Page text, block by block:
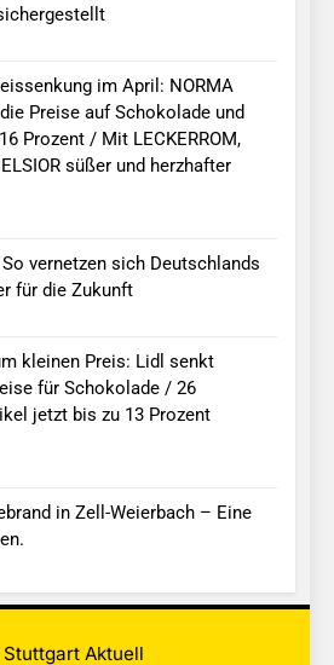
im April: NORMA
Preise auf Schokolade und
Prozent / Mit LECKERROM,
süßer und herzhafter
vernetzen sich Deutschlands
für die Zukunft
kleinen Preis: Lidl senkt
für Schokolade / 26
jetzt bis zu 13 Prozent
in Zell-Weierbach – Eine
Aktuell